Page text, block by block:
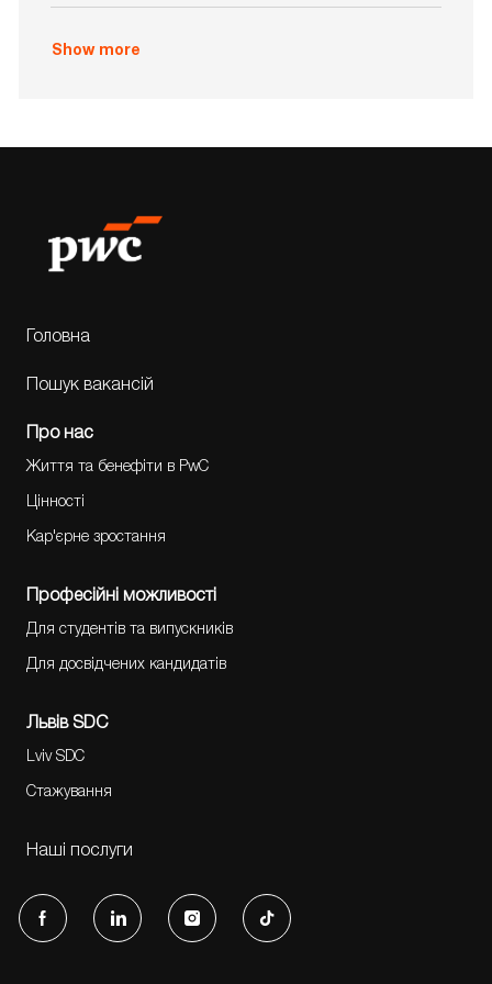
o
Show more
Головна
Пошук вакансій
Про нас
Життя та бенефіти в PwC
Цінності
Кар'єрне зростання
Професійні можливості
Для студентів та випускників
Для досвідчених кандидатів
Львів SDC
Lviv SDC
Стажування
Наші послуги
follow